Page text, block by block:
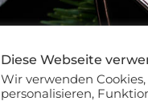
Diese Webseite
Wir verwenden
personalisieren,